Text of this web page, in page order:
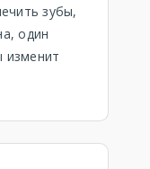
зубы,
один
изменит